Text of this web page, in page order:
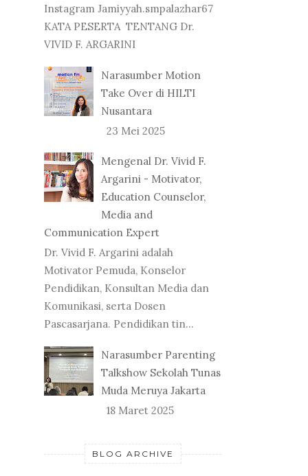
Instagram Jamiyyah.smpalazhar67
KATA PESERTA TENTANG Dr.
VIVID F. ARGARINI
Narasumber Motion
Take Over di HILTI
Nusantara
23 Mei 2025
Mengenal Dr. Vivid F.
Argarini - Motivator,
Education Counselor,
Media and
Communication Expert
Dr. Vivid F. Argarini adalah
Motivator Pemuda, Konselor
Pendidikan, Konsultan Media dan
Komunikasi, serta Dosen
Pascasarjana. Pendidikan tin...
Narasumber Parenting
Talkshow Sekolah Tunas
Muda Meruya Jakarta
18 Maret 2025
BLOG ARCHIVE